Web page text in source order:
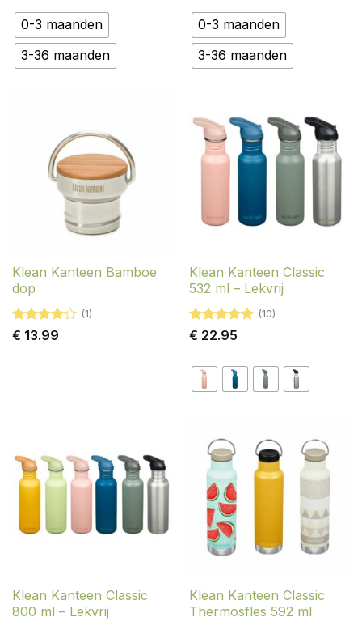
0-3 maanden
3-36 maanden
€ 8.99. € 5.99.
0-3 maanden
3-36 maanden
Klean Kanteen Bamboe
dop
Gewaardeerd
(1)
€ 13.99
Klean Kanteen Classic
532 ml – Lekvrij
Gewaardeerd
(10)
€ 22.95
Klean Kanteen Classic
800 ml – Lekvrij
Klean Kanteen Classic
Thermosfles 592 ml